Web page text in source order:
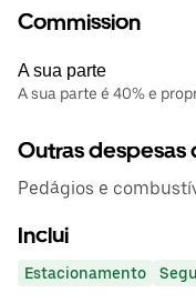
Commission
A sua parte
A sua parte é 40% e
Outras
Pedágios e
Inclui
Estacionamento